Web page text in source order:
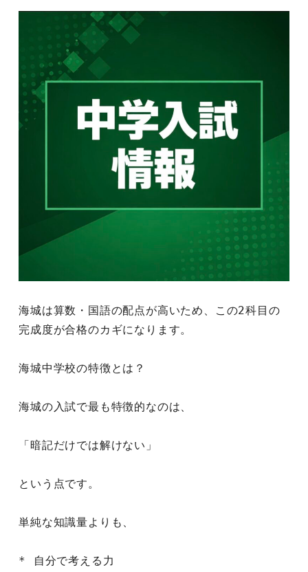
海城は算数・国語の配点が高いため、この2科目の
完成度が合格のカギになります。
海城中学校の特徴とは？
海城の入試で最も特徴的なのは、
「暗記だけでは解けない」
という点です。
単純な知識量よりも、
* 自分で考える力